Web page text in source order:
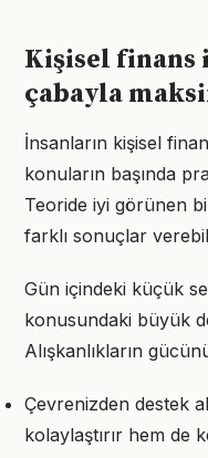
Kişisel
çabayla
İnsanların kişisel
konuların başında
Teoride iyi görünen
farklı sonuçlar
Gün içindeki küçük
konusundaki büyük
Alışkanlıkların
Çevrenizden destek
kolaylaştırır hem de